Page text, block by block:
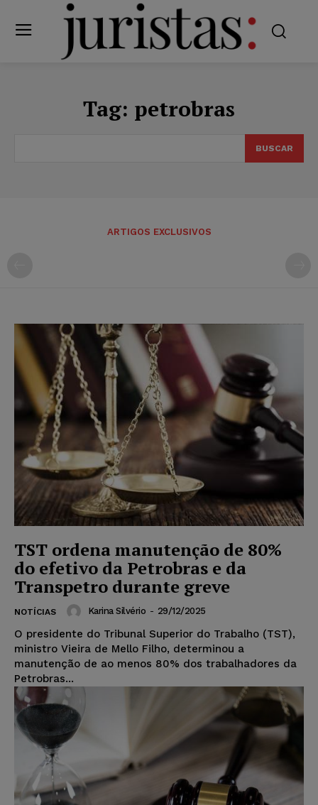
Tag: petrobras
BUSCAR
ARTIGOS EXCLUSIVOS
TST ordena manutenção de 80%
do efetivo da Petrobras e da
Transpetro durante greve
NOTÍCIAS Karina Silvério - 29/12/2025
O presidente do Tribunal Superior do Trabalho (TST),
ministro Vieira de Mello Filho, determinou a
manutenção de ao menos 80% dos trabalhadores da
Petrobras...